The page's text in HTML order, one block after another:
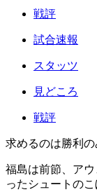
戦評
試合速報
スタッツ
見どころ
戦評
求めるのは勝利
福島は前節、アウ
ったシュートの